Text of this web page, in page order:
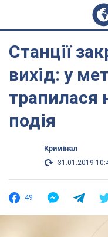
Станції
вихід: у
трапилася
подія
Кримінал
31.01.2019
49